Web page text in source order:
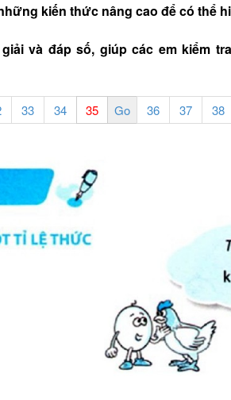
kiến thức nâng cao để có thể
và đáp số, giúp các em kiểm
33 34 36 37 38